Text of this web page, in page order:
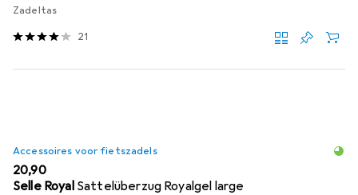
Zadeltas
21
Accessoires voor fietszadels
EUR
20,90
Selle Royal Sattelüberzug Royalgel large